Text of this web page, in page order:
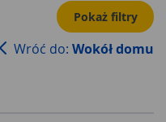
Pokaż filtry
Wróć do: Wokół domu